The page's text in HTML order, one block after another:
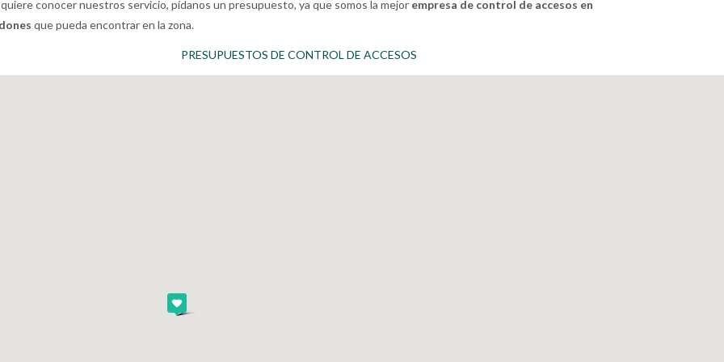
conocer nuestros servicio, pídanos un presupuesto, ya que somos la mejor empresa de control de accesos en
que pueda encontrar en la zona.
PRESUPUESTOS DE CONTROL DE ACCESOS